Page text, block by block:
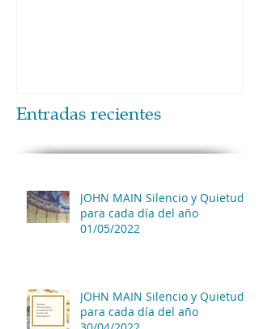
Entradas recientes
JOHN MAIN Silencio y Quietud
para cada día del año
01/05/2022
JOHN MAIN Silencio y Quietud
para cada día del año